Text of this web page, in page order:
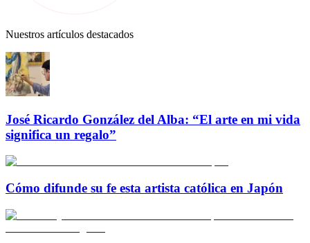
Nuestros artículos destacados
José Ricardo González del Alba: “El arte en mi vida
significa un regalo”
Cómo difunde su fe esta artista católica en Japón